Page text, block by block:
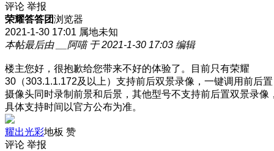
评论 举报
荣耀答答团浏览器
2021-1-30 17:01 属地未知
本帖最后由 __阿喵 于 2021-1-30 17:03 编辑
楼主您好，很抱歉给您带来不好的体验了。目前只有荣耀
30（303.1.1.172及以上）支持前后双景录像，一键调用前后置
摄像头同时录制前景和后景，其他型号不支持前后置双景录像
具体支持时间以官方公布为准。
耀出光彩地板 赞
评论 举报